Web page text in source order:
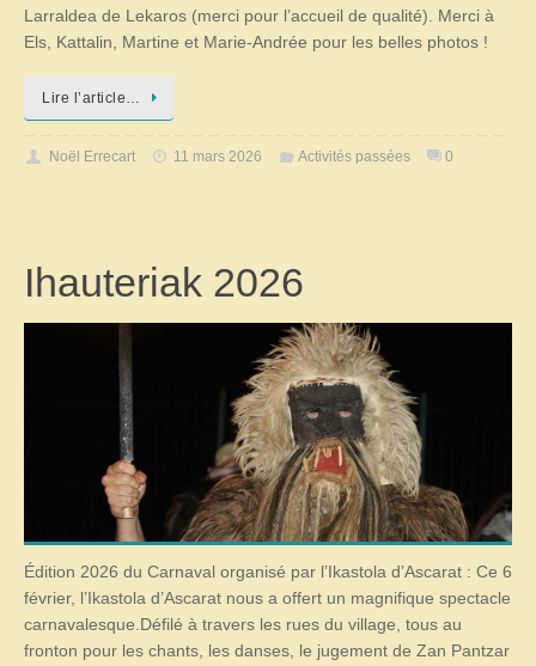
Larraldea de Lekaros (merci pour l’accueil de qualité). Merci à
Els, Kattalin, Martine et Marie-Andrée pour les belles photos !
Lire l’article…
Noël Errecart 11 mars 2026 Activités passées 0
Ihauteriak 2026
Édition 2026 du Carnaval organisé par l’Ikastola d’Ascarat : Ce 6
février, l’Ikastola d’Ascarat nous a offert un magnifique spectacle
carnavalesque.Défilé à travers les rues du village, tous au
fronton pour les chants, les danses, le jugement de Zan Pantzar